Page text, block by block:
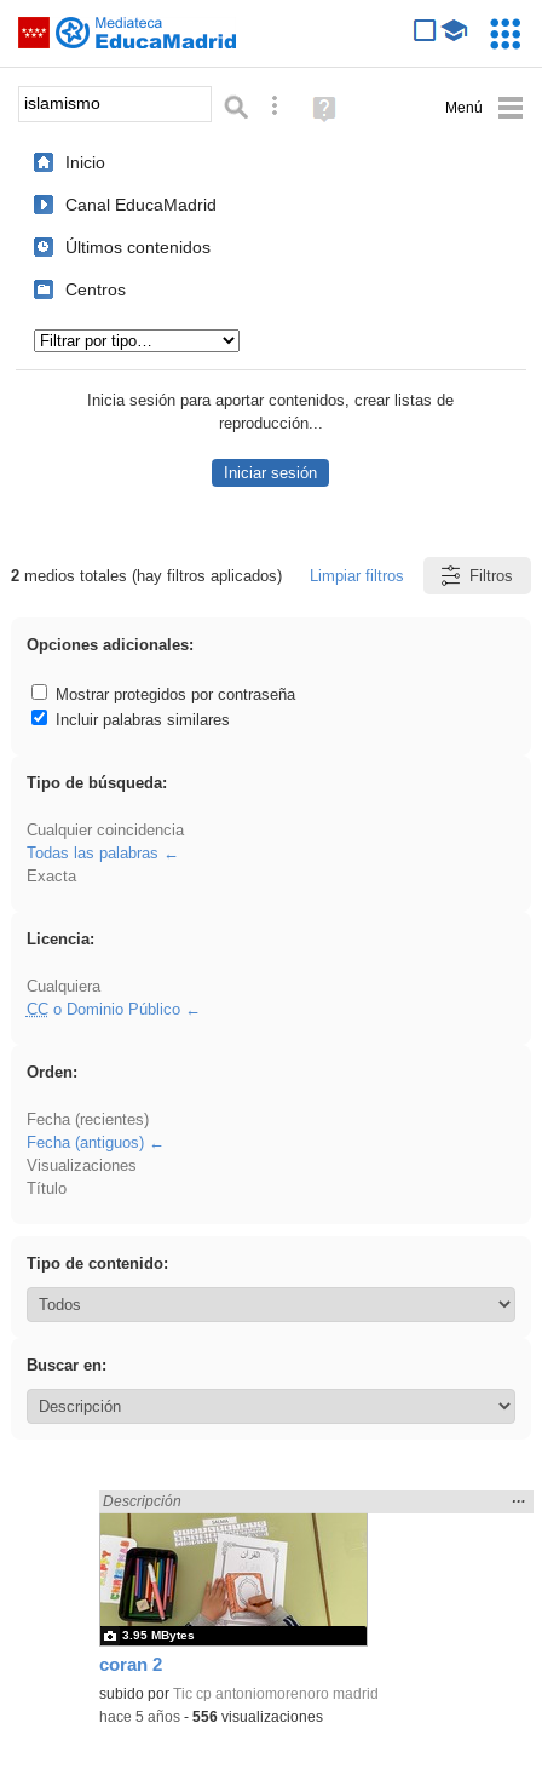
Saltar navegación
Palabra o frase: Búsqueda avanzada
Ayuda
(en
Inicio
Canal EducaMadrid
Últimos contenidos
Centros
Inicia sesión para aportar contenidos, crear listas de
reproducción...
Iniciar sesión
Resultados de: islamismo
2medios totales (hay filtros aplicados) Limpiar filtros Filtros
Opciones adicionales:
Mostrar protegidos por contraseña
Incluir palabras similares
Tipo de búsqueda:
Cualquier coincidencia
Todas las palabras
Exacta
Licencia:
Cualquiera
CCo Dominio Público
Orden:
Fecha (recientes)
Fecha (antiguos)
Visualizaciones
Título
Tipo de contenido:
Buscar en:
coran 2
Encontrado «islamismo» en:
Descripción
la
…
subido porTic cp antoniomorenoro madrid
3.95 MBytes
-hace 5 años -556 visualizaciones